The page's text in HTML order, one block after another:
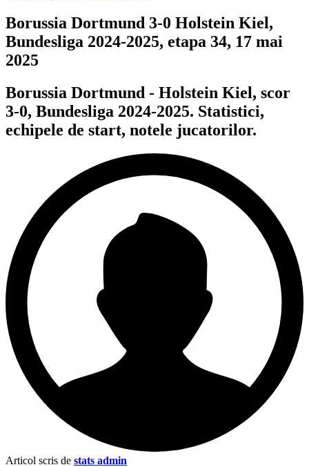
Borussia Dortmund 3-0 Holstein Kiel,
Bundesliga 2024-2025, etapa 34, 17 mai
2025
Borussia Dortmund - Holstein Kiel, scor
3-0, Bundesliga 2024-2025. Statistici,
echipele de start, notele jucatorilor.
Articol scris de stats admin